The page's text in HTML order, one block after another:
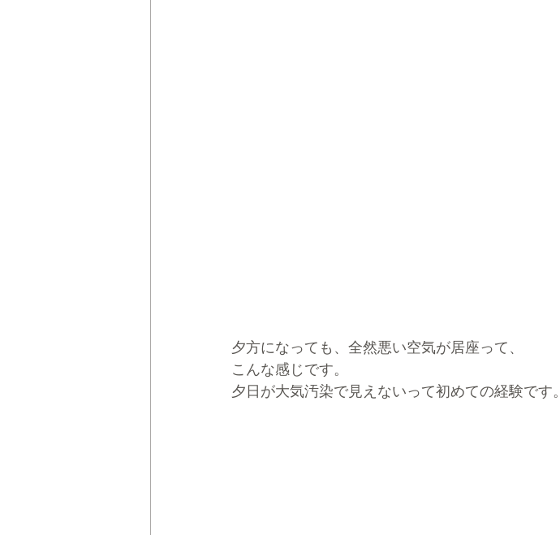
夕方になっても、全然悪い空気が居座って、
こんな感じです。
夕日が大気汚染で見えないって初めての経験です。